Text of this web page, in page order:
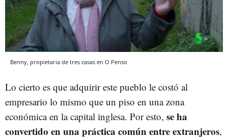
Benny, propietaria de tres casas en O Penso
Lo cierto es que adquirir este pueblo le costó al
empresario lo mismo que un piso en una zona
económica en la capital inglesa. Por esto, se ha
convertido en una práctica común entre extranjeros,